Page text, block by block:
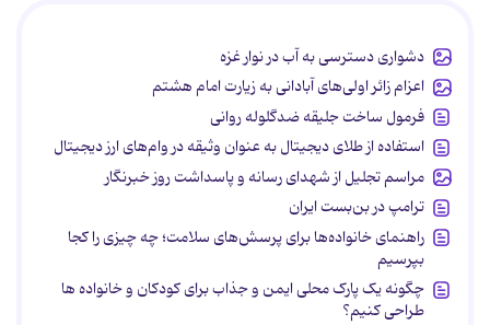
دشواری دسترسی به آب در نوار غزه
اعزام زائر اولی‌های آبادانی به زیارت امام هشتم
فرمول ساخت جلیقه ضدگلوله روانی
استفاده از طلای دیجیتال به عنوان وثیقه در وام‌های ارز دیجیتال
مراسم تجلیل از شهدای رسانه و پاسداشت روز خبرنگار
ترامپ در بن‌بست ایران
راهنمای خانواده‌ها برای پرسش‌های سلامت؛ چه چیزی را کجا
بپرسیم
چگونه یک پارک محلی ایمن و جذاب برای کودکان و خانواده ها
طراحی کنیم؟